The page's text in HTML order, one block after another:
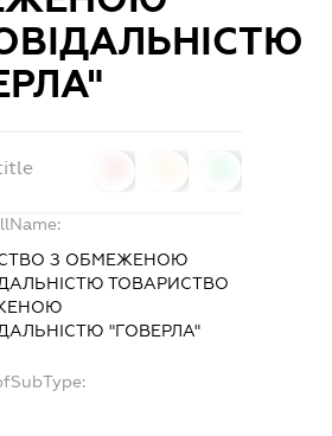
З ОБМЕЖЕНОЮ
ТОВАРИСТВО
"ГОВЕРЛА"